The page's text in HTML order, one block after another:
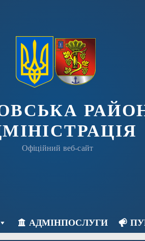
Офіційний веб-сайт
АДМІНПОСЛУГИ